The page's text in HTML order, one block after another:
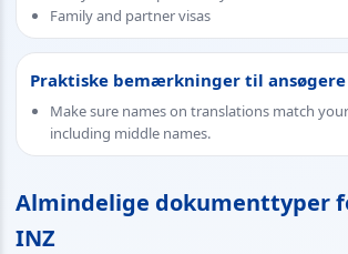
Family and partner visas
Praktiske bemærkninger til ansøgere
Make sure names on translations match
including middle names.
Almindelige dokumenttyper
INZ